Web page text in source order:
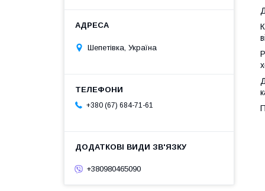
Шепетівка, Україна
+380 (67) 684-71-61
+380980465090